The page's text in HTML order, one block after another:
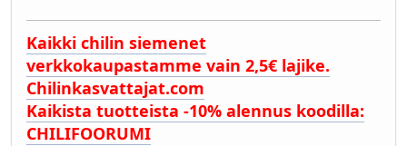
Kaikki chilin siemenet
verkkokaupastamme vain 2,5€ lajike.
Chilinkasvattajat.com
Kaikista tuotteista -10% alennus koodilla:
CHILIFOORUMI